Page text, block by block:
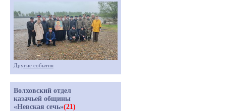
Другие события
Волховский отдел
казачьей общины
«Невская сечь»(21)